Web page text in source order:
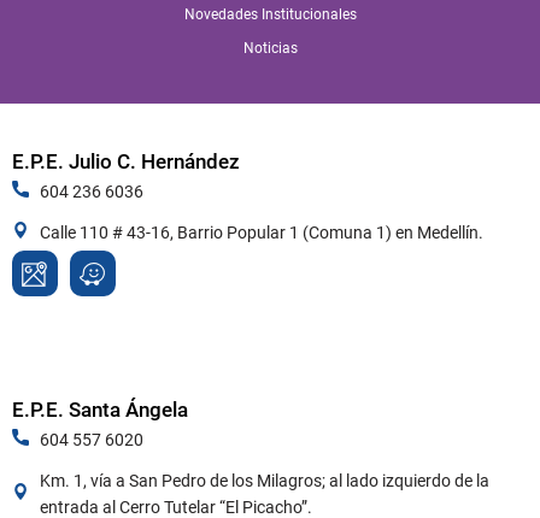
Novedades Institucionales
Noticias
E.P.E. Julio C. Hernández
604 236 6036
Calle 110 # 43-16, Barrio Popular 1 (Comuna 1) en Medellín.
E.P.E. Santa Ángela
604 557 6020
Km. 1, vía a San Pedro de los Milagros; al lado izquierdo de la
entrada al Cerro Tutelar “El Picacho”.